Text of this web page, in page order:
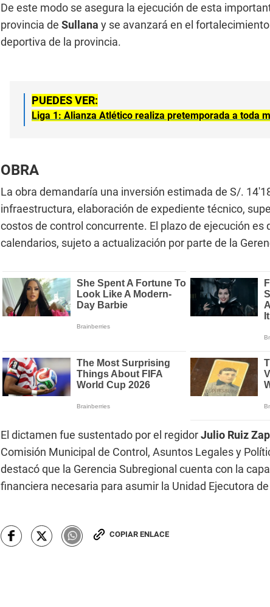
De este modo se asegura la ejecución de esta
provincia de Sullana y se avanzará en el
deportiva de la provincia.
PUEDES VER:
Liga 1: Alianza Atlético realiza pretemporada a toda
OBRA
La obra demandaría una inversión estimada de S/.
infraestructura, elaboración de expediente técnico,
costos de control concurrente. El plazo de ejecución es
calendarios, sujeto a actualización por parte de la
El dictamen fue sustentado por el regidorJulio Ruiz
Comisión Municipal de Control, Asuntos Legales y
destacó que la Gerencia Subregional cuenta con la
financiera necesaria para asumir la Unidad Ejecutora
COPIAR ENLACE